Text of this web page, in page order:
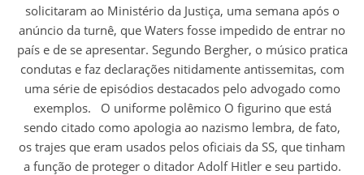
solicitaram ao Ministério da Justiça, uma semana após o
anúncio da turnê, que Waters fosse impedido de entrar no
país e de se apresentar. Segundo Bergher, o músico pratica
condutas e faz declarações nitidamente antissemitas, com
uma série de episódios destacados pelo advogado como
exemplos. O uniforme polêmico O figurino que está
sendo citado como apologia ao nazismo lembra, de fato,
os trajes que eram usados pelos oficiais da SS, que tinham
a função de proteger o ditador Adolf Hitler e seu partido.